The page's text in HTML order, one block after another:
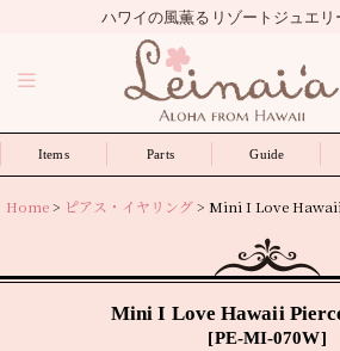
ハワイの風薫るリゾートジュエリ
Items Parts Guide
Home> ピアス・イヤリング> Mini I Love
Mini I Love Hawaii
[PE-MI-070W]